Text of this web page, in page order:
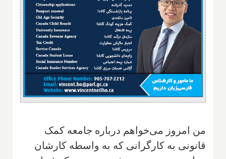
من امروز می‌خواهم درباره جامعه کمک
قانونی به کارگرانی که به واسطه کارشان